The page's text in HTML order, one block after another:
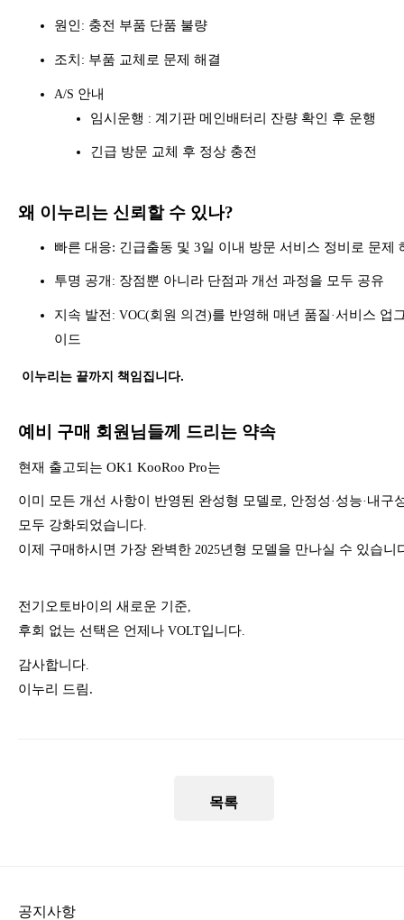
원인 : 충전 부품 단품 불량
조치 : 부품 교체로 문제 해결
A/S 안내
임시운행 : 계기판 메인배터리 잔량 확인 후 운행
긴급 방문 교체 후 정상 충전
왜 이누리는 신뢰할 수 있나?
빠른 대응: 긴급출동 및 3일 이내 방문 서비스 정비 로 문제
투명 공개 : 장점뿐 아니라 단점과 개선 과정을 모두 공유
지속 발전 : VOC(회원 의견 )를 반영해 매년 품질 ·서비스 업
이드
이누리는 끝까지 책임집니다.
예비 구매 회원님들께 드리는 약속
현재 출고되는 OK1 KooRoo Pro는
이미 모든 개선 사항이 반영된 완성형 모델로 안정성 · 성능· 내구
모두 강화되었습니다
이제 구매하시면 가장 완벽한 2025년형 모델을 만나실 수 있습니
전기오토바이의 새로운 기준,
후회 없는 선택은 언제나 VOLT입니다.
감사합니다.
이누리 드림.
목록
공지사항